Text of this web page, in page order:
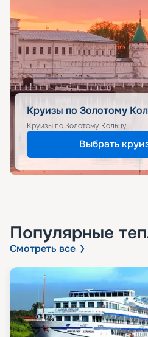
Круизы по Золотому
Круизы по Золотому Кольцу
Выбрать
Популярные
Смотреть все